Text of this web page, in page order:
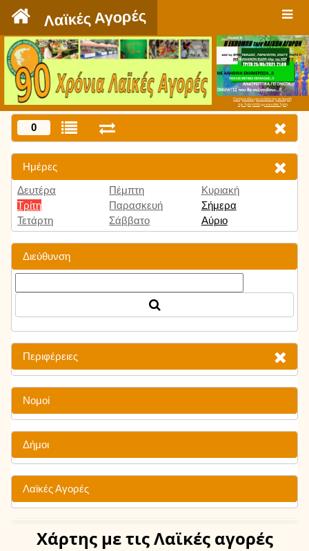
Λαϊκές Αγορές
Πατήστε εδώ για να δείτε την εκπομπή
την Τρίτη 9:00 μμ και κάθε Τρίτη
0
Ημέρες
Δευτέρα
Τρίτη
Τετάρτη
Πέμπτη
Παρασκευή
Σάββατο
Κυριακή
Σήμερα
Αύριο
Διεύθυνση
Περιφέρειες
Νομοί
Δήμοι
Λαϊκές Αγορές
Χάρτης με τις Λαϊκές αγορές